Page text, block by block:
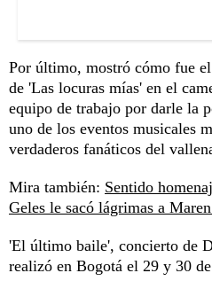
Por último, mostró cómo fue
de 'Las locuras mías' en el
equipo de trabajo por darle la
uno de los eventos musicales
verdaderos fanáticos del
Mira también: Sentido
Geles le sacó lágrimas a
'El último baile', concierto de
realizó en Bogotá el 29 y 30